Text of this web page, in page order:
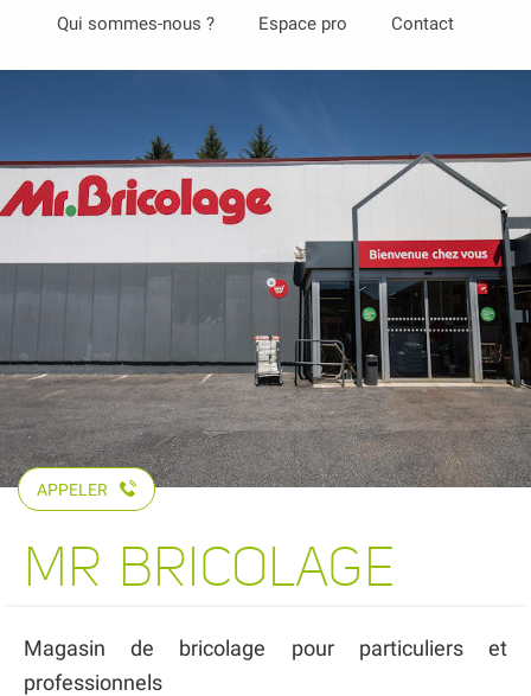
Qui sommes-nous ? Espace pro Contact
APPELER
MR BRICOLAGE
Magasin de bricolage pour particuliers et
professionnels